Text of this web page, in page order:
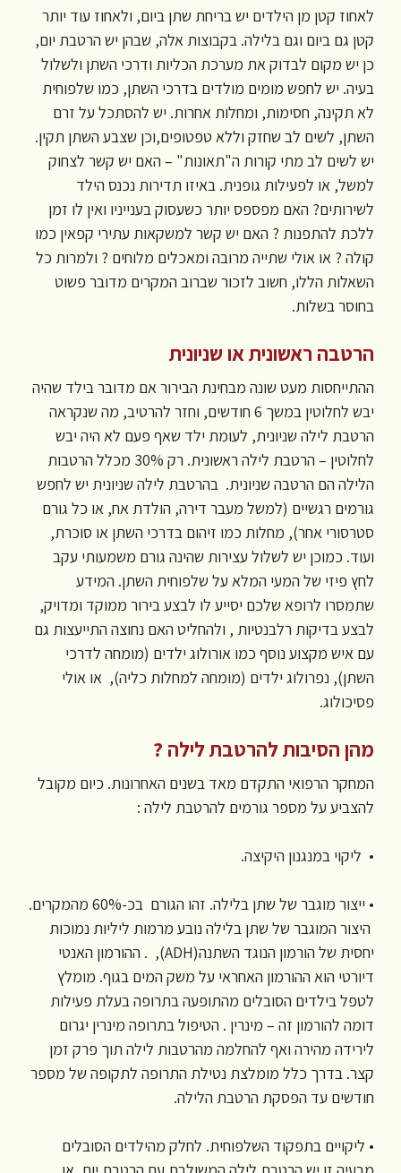
לאחוז קטן מן הילדים יש בריחת שתן ביום, ולאחוז עוד יותר
קטן גם ביום וגם בלילה. בקבוצות אלה, שבהן יש הרטבת יום,
כן יש מקום לבדוק את מערכת הכליות ודרכי השתן ולשלול
בעיה. יש לחפש מומים מולדים בדרכי השתן, כמו שלפוחית
לא תקינה, חסימות, ומחלות אחרות. יש להסתכל על זרם
השתן, לשים לב שחזק וללא טפטופים,וכן שצבע השתן תקין.
יש לשים לב מתי קורות ה"תאונות" – האם יש קשר לצחוק
למשל, או לפעילות גופנית. באיזו תדירות נכנס הילד
לשירותים? האם מפספס יותר כשעסוק בענייניו ואין לו זמן
ללכת להתפנות ? האם יש קשר למשקאות עתירי קפאין כמו
קולה ? או אולי שתייה מרובה ומאכלים מלוחים ? ולמרות כל
השאלות הללו, חשוב לזכור שברוב המקרים מדובר פשוט
בחוסר בשלות.
הרטבה ראשונית או שניונית
ההתייחסות מעט שונה מבחינת הבירור אם מדובר בילד שהיה
יבש לחלוטין במשך 6 חודשים, וחזר להרטיב, מה שנקראה
הרטבת לילה שניונית, לעומת ילד שאף פעם לא היה יבש
לחלוטין – הרטבת לילה ראשונית. רק 30% מכלל הרטבות
הלילה הם הרטבה שניונית. בהרטבת לילה שניונית יש לחפש
גורמים רגשיים (למשל מעבר דירה, הולדת אח, או כל גורם
סטרסורי אחר), מחלות כמו זיהום בדרכי השתן או סוכרת,
ועוד. כמוכן יש לשלול עצירות שהינה גורם משמעותי עקב
לחץ פיזי של המעי המלא על שלפוחית השתן. המידע
שתמסרו לרופא שלכם יסייע לו לבצע בירור ממוקד ומדויק,
לבצע בדיקות רלבנטיות , ולהחליט האם נחוצה התייעצות גם
עם איש מקצוע נוסף כמו אורולוג ילדים (מומחה לדרכי
השתן), נפרולוג ילדים (מומחה למחלות כליה), או אולי
פסיכולוג.
מהן הסיבות להרטבת לילה ?
המחקר הרפואי התקדם מאד בשנים האחרונות. כיום מקובל
להצביע על מספר גורמים להרטבת לילה :
• ליקוי במנגנון היקיצה.
• ייצור מוגבר של שתן בלילה. זהו הגורם בכ-60% מהמקרים.
היצור המוגבר של שתן בלילה נובע מרמות ליליות נמוכות
יחסית של הורמון הנוגד השתנה(ADH), . ההורמון האנטי
דיורטי הוא ההורמון האחראי על משק המים בגוף. מומלץ
לטפל בילדים הסובלים מהתופעה בתרופה בעלת פעילות
דומה להורמון זה – מינרין . הטיפול בתרופה מינרין יגרום
לירידה מהירה ואף להחלמה מהרטבות לילה תוך פרק זמן
קצר. בדרך כלל מומלצת נטילת התרופה לתקופה של מספר
חודשים עד הפסקת הרטבת הלילה.
• ליקויים בתפקוד השלפוחית. לחלק מהילדים הסובלים